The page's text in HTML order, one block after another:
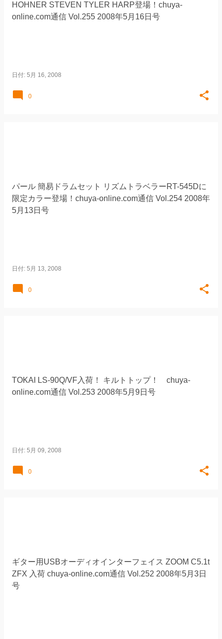
HOHNER STEVEN TYLER HARP登場！chuya-
online.com通信 Vol.255 2008年5月16日号
日付: 5月 16, 2008
0
パール 簡易ドラムセット リズムトラベラーRT-545Dに
限定カラー登場！chuya-online.com通信 Vol.254 2008年
5月13日号
日付: 5月 13, 2008
0
TOKAI LS-90Q/VF入荷！ キルトトップ！ chuya-
online.com通信 Vol.253 2008年5月9日号
日付: 5月 09, 2008
0
ギター用USBオーディオインターフェイス ZOOM C5.1t
ZFX 入荷 chuya-online.com通信 Vol.252 2008年5月3日
号